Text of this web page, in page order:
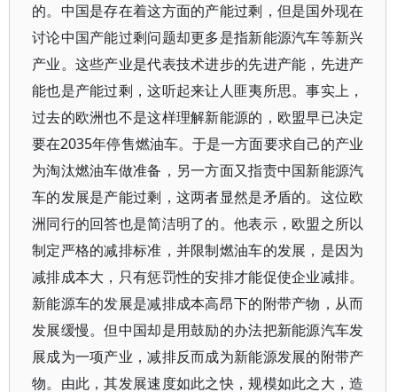
的。中国是存在着这方面的产能过剩，但是国外现在
讨论中国产能过剩问题却更多是指新能源汽车等新兴
产业。这些产业是代表技术进步的先进产能，先进产
能也是产能过剩，这听起来让人匪夷所思。事实上，
过去的欧洲也不是这样理解新能源的，欧盟早已决定
要在2035年停售燃油车。于是一方面要求自己的产业
为淘汰燃油车做准备，另一方面又指责中国新能源汽
车的发展是产能过剩，这两者显然是矛盾的。这位欧
洲同行的回答也是简洁明了的。他表示，欧盟之所以
制定严格的减排标准，并限制燃油车的发展，是因为
减排成本大，只有惩罚性的安排才能促使企业减排。
新能源车的发展是减排成本高昂下的附带产物，从而
发展缓慢。但中国却是用鼓励的办法把新能源汽车发
展成为一项产业，减排反而成为新能源发展的附带产
物。由此，其发展速度如此之快，规模如此之大，造